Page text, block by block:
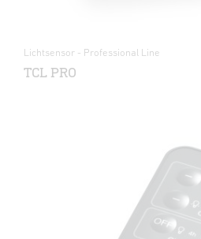
Lichtsensor - Professional Line
TCL PRO